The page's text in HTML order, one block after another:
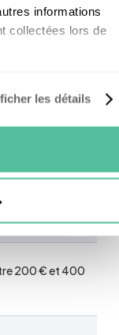
informations
collectées lors de
les détails
du
au m2
200 € et 400